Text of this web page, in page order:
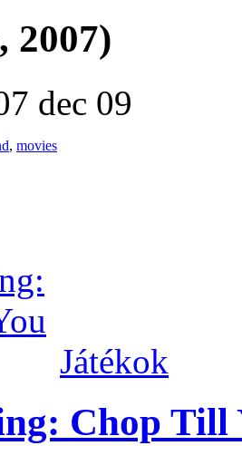
2007)
dec 09
, movies
Játékok
Chop Till